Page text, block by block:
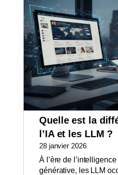
Quelle est la
l’IA et les LLM ?
28 janvier 2026
À l’ère de
générative, les LLM